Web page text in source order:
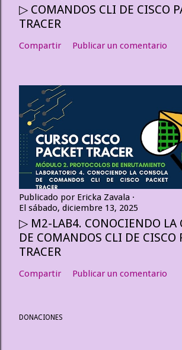
▷ COMANDOS CLI DE CISCO
TRACER
Compartir Publicar un comentario
Publicado por Ericka Zavala
El sábado, diciembre 13, 2025
▷ M2-LAB4. CONOCIENDO LA
DE COMANDOS CLI DE CISCO
TRACER
Compartir Publicar un comentario
DONACIONES